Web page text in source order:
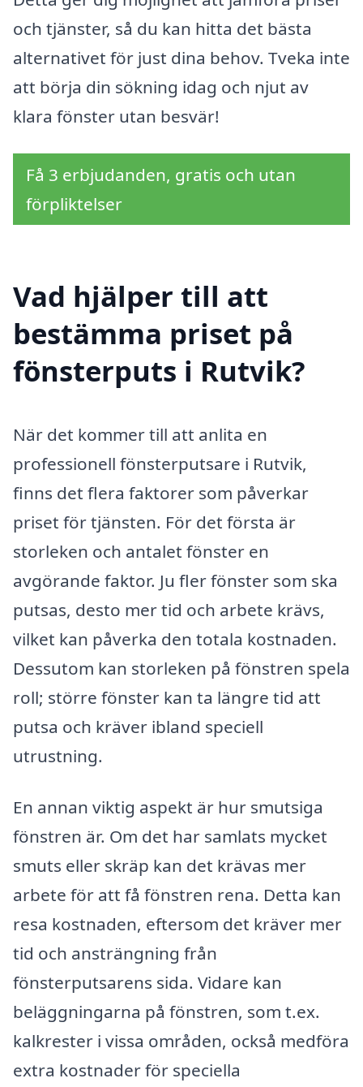
och tjänster, så du kan hitta det bästa
alternativet för just dina behov. Tveka inte
att börja din sökning idag och njut av
klara fönster utan besvär!
Få 3 erbjudanden, gratis och utan
förpliktelser
Vad hjälper till att
bestämma priset på
fönsterputs i Rutvik?
När det kommer till att anlita en
professionell fönsterputsare i Rutvik,
finns det flera faktorer som påverkar
priset för tjänsten. För det första är
storleken och antalet fönster en
avgörande faktor. Ju fler fönster som ska
putsas, desto mer tid och arbete krävs,
vilket kan påverka den totala kostnaden.
Dessutom kan storleken på fönstren spela
roll; större fönster kan ta längre tid att
putsa och kräver ibland speciell
utrustning.
En annan viktig aspekt är hur smutsiga
fönstren är. Om det har samlats mycket
smuts eller skräp kan det krävas mer
arbete för att få fönstren rena. Detta kan
resa kostnaden, eftersom det kräver mer
tid och ansträngning från
fönsterputsarens sida. Vidare kan
beläggningarna på fönstren, som t.ex.
kalkrester i vissa områden, också medföra
extra kostnader för speciella